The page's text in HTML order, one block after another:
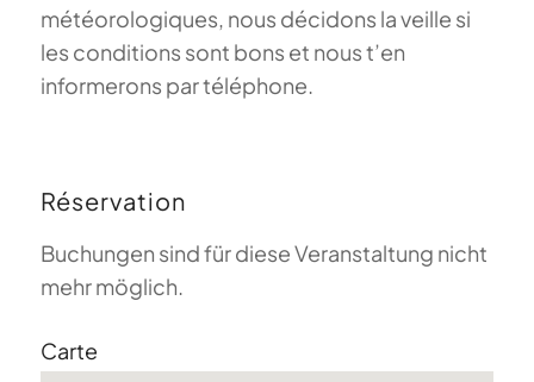
météorologiques, nous décidons la veille si
les conditions sont bons et nous t’en
informerons par téléphone.
Réservation
Buchungen sind für diese Veranstaltung nicht
mehr möglich.
Carte